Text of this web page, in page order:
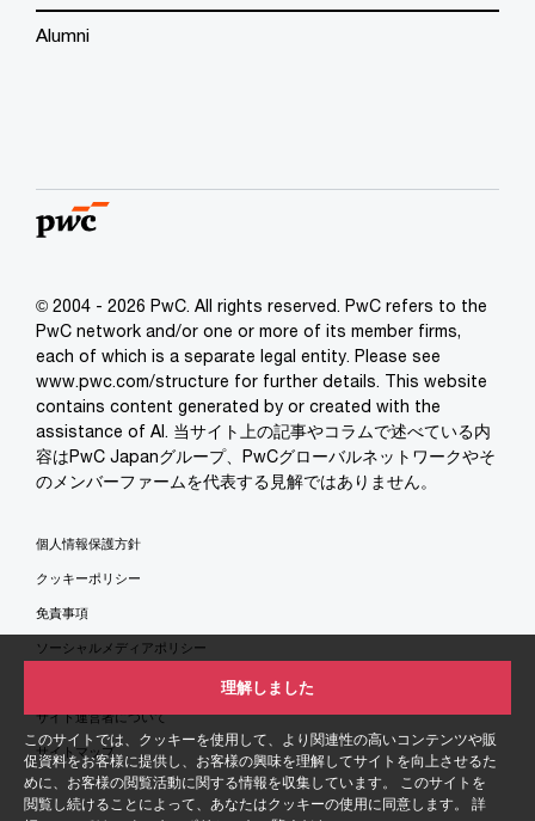
このサイトでは、クッキーを使用して、より関連性の高いコンテンツや販
促資料をお客様に提供し、お客様の興味を理解してサイトを向上させるた
めに、お客様の閲覧活動に関する情報を収集しています。 このサイトを
閲覧し続けることによって、あなたはクッキーの使用に同意します。 詳
理解しました
Alumni
© 2004 - 2026 PwC. All rights reserved. PwC refers to the
PwC network and/or one or more of its member firms,
each of which is a separate legal entity. Please see
www.pwc.com/structure for further details. This website
contains content generated by or created with the
assistance of AI. 当サイト上の記事やコラムで述べている内
容はPwC Japanグループ、PwCグローバルネットワークやそ
のメンバーファームを代表する見解ではありません。
個人情報保護方針
クッキーポリシー
免責事項
ソーシャルメディアポリシー
サイト運営者について
サイトマップ